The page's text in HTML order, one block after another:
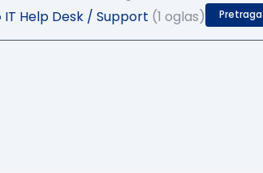
IT Help Desk / Support (1 oglas) Pretraga